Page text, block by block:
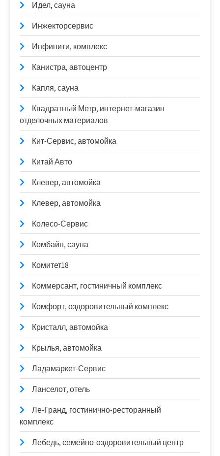
Идел, сауна
Инжекторсервис
Инфинити, комплекс
Канистра, автоцентр
Капля, сауна
Квадратный Метр, интернет-магазин
отделочных материалов
Кит-Сервис, автомойка
Китай Авто
Клевер, автомойка
Клевер, автомойка
Колесо-Сервис
Комбайн, сауна
Комитет18
Коммерсант, гостиничный комплекс
Комфорт, оздоровительный комплекс
Кристалл, автомойка
Крылья, автомойка
Ладамаркет-Сервис
Ланселот, отель
Ле-Гранд, гостинично-ресторанный
комплекс
Лебедь, семейно-оздоровительный центр